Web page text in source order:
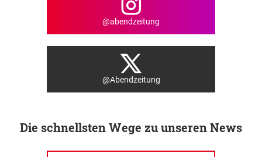
@abendzeitung
@Abendzeitung
Die schnellsten Wege zu unseren News